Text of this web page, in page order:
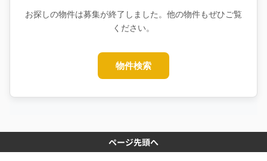
お探しの物件は募集が終了しました。他の物件もぜひご覧
ください。
物件検索
ページ先頭へ